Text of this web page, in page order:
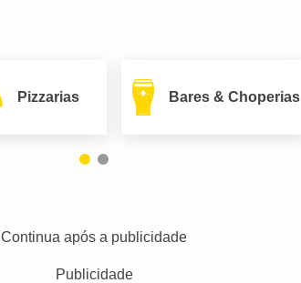
Pizzarias Bares & Choperias
Continua após a publicidade
Publicidade